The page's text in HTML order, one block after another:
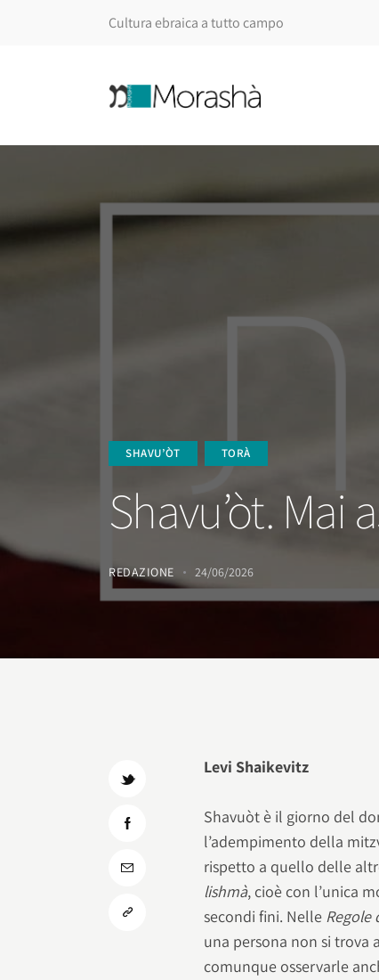
Cultura ebraica a tutto campo
SHAVU’ÒT TORÀ
Shavu’òt.
REDAZIONE 24/06/2026
Levi Shaikevitz
Shavuòt è il giorno del
l’adempimento della
rispetto a quello delle
lishmà, cioè con l’unica
secondi fini. Nelle Regole
una persona non si
comunque osservarle